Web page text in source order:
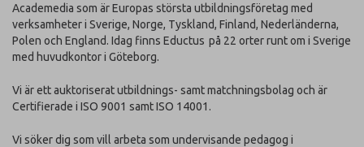
Academedia som är Europas största utbildningsföretag med
verksamheter i Sverige, Norge, Tyskland, Finland, Nederländerna,
Polen och England. Idag finns Eductus på 22 orter runt om i Sverige
med huvudkontor i Göteborg.
Vi är ett auktoriserat utbildnings- samt matchningsbolag och är
Certifierade i ISO 9001 samt ISO 14001.
Vi söker dig som vill arbeta som undervisande pedagog i